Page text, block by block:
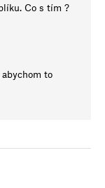
Co s tím ?
to